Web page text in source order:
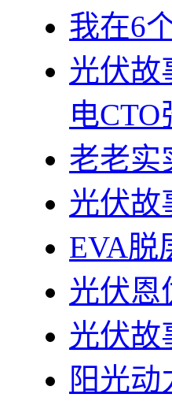
我在6
光伏故
电CTO
老老实
光伏故
EVA脱
光伏恩
光伏故
阳光